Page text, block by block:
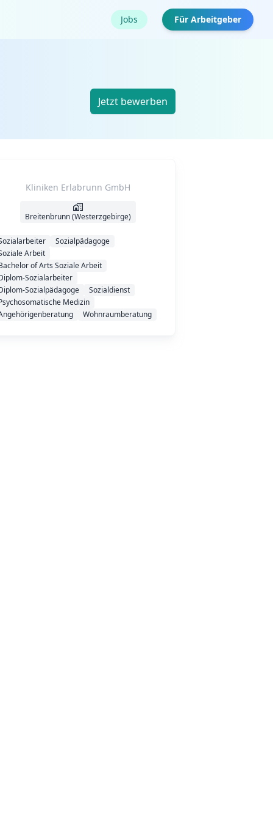
Jobs Für Arbeitgeber
Jetzt bewerben
Kliniken Erlabrunn GmbH
Breitenbrunn (Westerzgebirge)
Sozialpädagoge
Arbeit
of Arts Soziale Arbeit
Sozialarbeiter
Sozialpädagoge
Sozialdienst
Medizin
Wohnraumberatung